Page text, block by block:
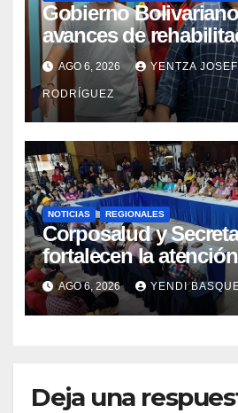
Gobierno
avances de
en el Hospital Dr.
Vargas
AGO 6, 2026 YENTZA
RODRÍGUEZ
NOTICIAS REGIONALES
Corposalud y
fortalecen la
municipios
AGO 6, 2026 YENDI
Deja una